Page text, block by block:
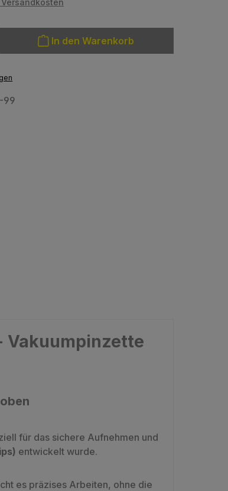
gewünschten Wert ein oder benutze die
In den Warenkorb
99
Vakuumpinzette
für das sichere Aufnehmen und
entwickelt wurde.
es präzises Arbeiten, ohne die